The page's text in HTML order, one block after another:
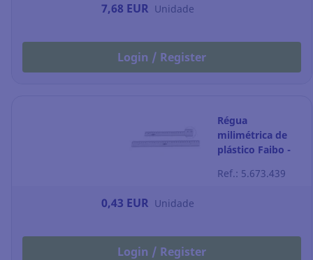
7,68 EUR Unidade
Login / Register
Régua
milimétrica de
plástico Faibo -
Ref.: 5.673.439
0,43 EUR Unidade
Login / Register